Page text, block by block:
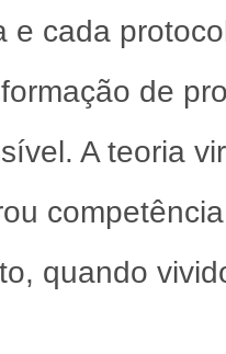
e cada
de
A teoria
quando